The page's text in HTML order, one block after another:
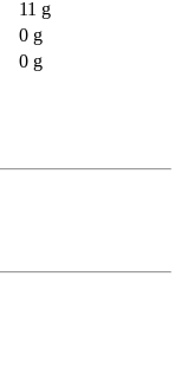
11 g
0 g
0 g